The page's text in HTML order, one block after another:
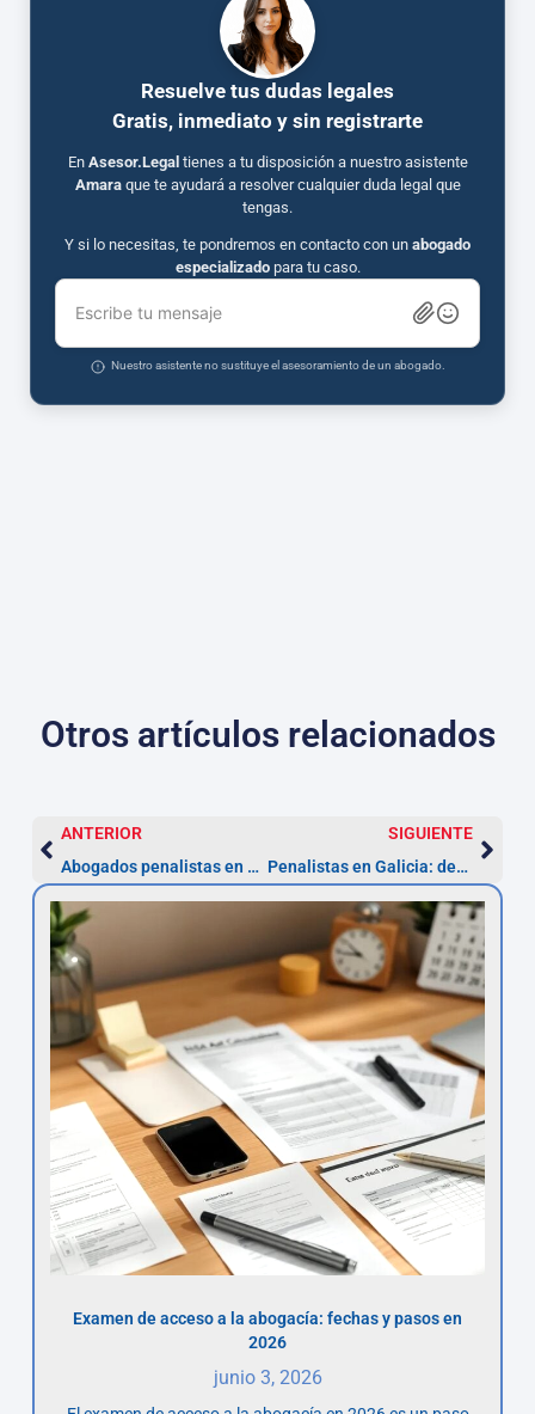
Resuelve tus dudas legales
Gratis, inmediato y sin registrarte
En Asesor.Legal tienes a tu disposición a nuestro asistente
Amaraque te ayudará a resolver cualquier duda legal que
tengas.
Y si lo necesitas, te pondremos en contacto con un abogado
especializadopara tu caso.
Escribe tu mensaje
Nuestro asistente no sustituye el asesoramiento de un abogado.
Otros artículos relacionados
ANTERIOR
Abogados penalistas en Madrid — guía y plazo 72 horas
SIGUIENTE
Penalistas en Galicia: defensa 24h y plazos clave
Examen de acceso a la abogacía: fechas y pasos en
2026
junio 3, 2026